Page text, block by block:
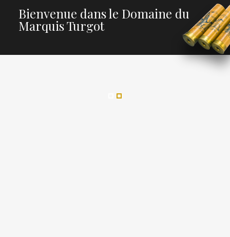
Bienvenue dans le Domaine du
Marquis Turgot